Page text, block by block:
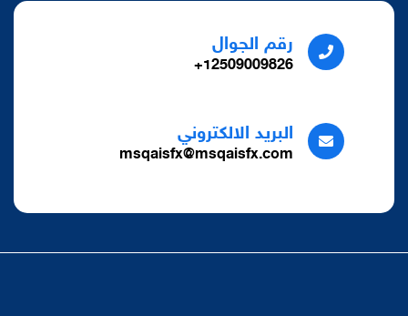
رقم الجوال
12509009826+
البريد الالكتروني
msqaisfx@msqaisfx.com